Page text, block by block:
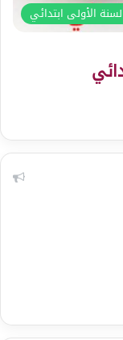
الأولى ابتدائي